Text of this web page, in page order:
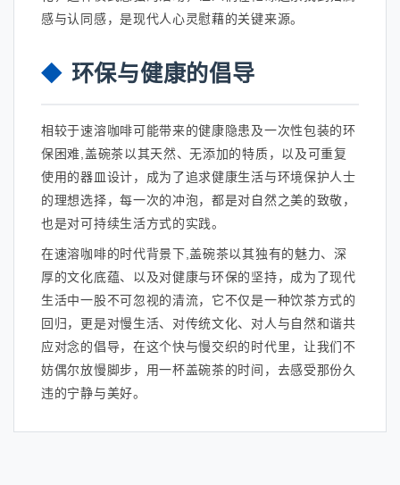
感与认同感，是现代人心灵慰藉的关键来源。
环保与健康的倡导
相较于速溶咖啡可能带来的健康隐患及一次性包装的环
保困难,盖碗茶以其天然、无添加的特质，以及可重复
使用的器皿设计，成为了追求健康生活与环境保护人士
的理想选择，每一次的冲泡，都是对自然之美的致敬，
也是对可持续生活方式的实践。
在速溶咖啡的时代背景下,盖碗茶以其独有的魅力、深
厚的文化底蕴、以及对健康与环保的坚持，成为了现代
生活中一股不可忽视的清流，它不仅是一种饮茶方式的
回归，更是对慢生活、对传统文化、对人与自然和谐共
应对念的倡导，在这个快与慢交织的时代里，让我们不
妨偶尔放慢脚步，用一杯盖碗茶的时间，去感受那份久
违的宁静与美好。